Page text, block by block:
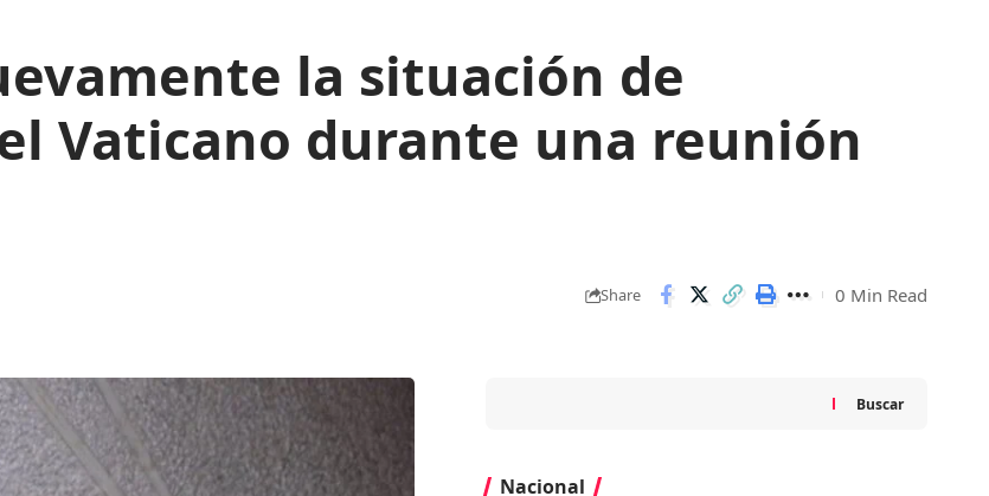
la situación de
Vaticano durante una reunión
Share 0 Min Read
Buscar
Nacional